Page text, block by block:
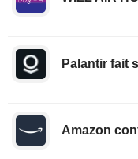
Palantir fait
Amazon